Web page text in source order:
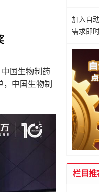
国生物制药
，中国生物制
加入自
需求即
栏目推